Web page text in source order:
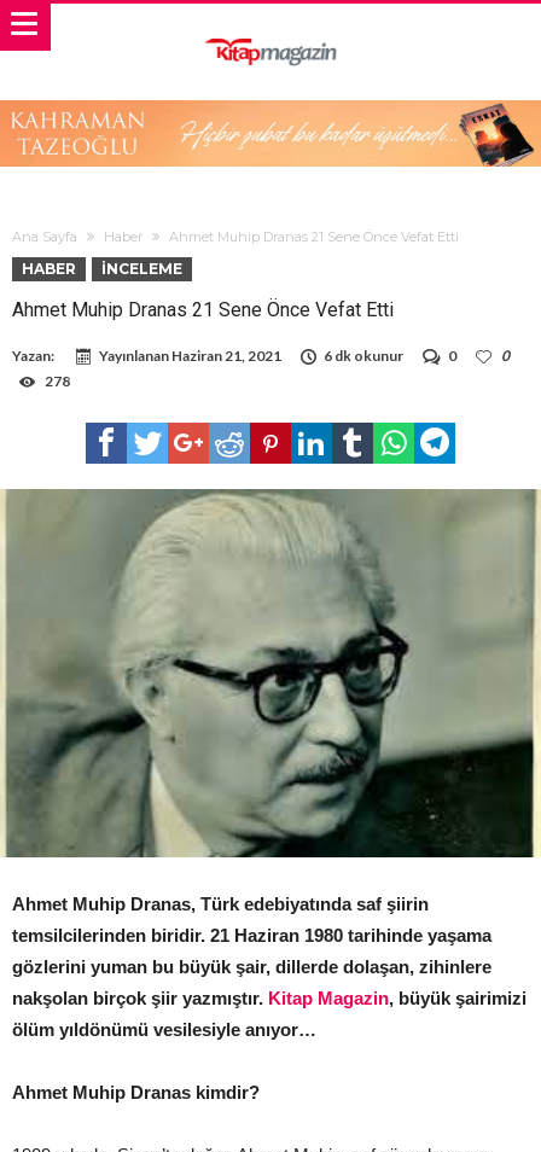
Ana Sayfa Haber Ahmet Muhip Dranas 21 Sene Önce Vefat Etti
HABER İNCELEME
Ahmet Muhip Dranas 21 Sene Önce Vefat Etti
Yazan: Yayınlanan Haziran 21, 2021 6 dk okunur 0
0
278
Ahmet Muhip Dranas, Türk edebiyatında saf şiirin
temsilcilerinden biridir. 21 Haziran 1980 tarihinde yaşama
gözlerini yuman bu büyük şair, dillerde dolaşan, zihinlere
nakşolan birçok şiir yazmıştır. Kitap Magazin, büyük şairimizi
ölüm yıldönümü vesilesiyle anıyor…
Ahmet Muhip Dranas kimdir?